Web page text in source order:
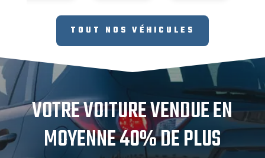
TOUT NOS VÉHICULES
VOTRE VOITURE VENDUE EN
MOYENNE 40% DE PLUS